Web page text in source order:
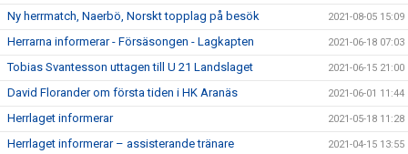
Ny herrmatch, Naerbö, Norskt topplag på besök 2021-08-05 15:09
Herrarna informerar - Försäsongen - Lagkapten 2021-06-18 07:03
Tobias Svantesson uttagen till U 21 Landslaget 2021-06-15 21:00
David Florander om första tiden i HK Aranäs 2021-06-01 11:44
Herrlaget informerar 2021-05-18 11:28
Herrlaget informerar – assisterande tränare 2021-04-15 13:55